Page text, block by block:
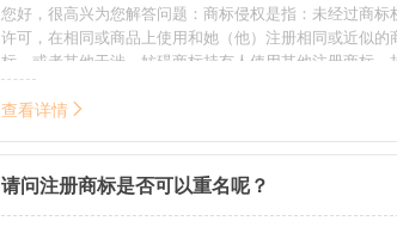
您好，很高兴为您解答问题：商标侵权是指：未经过商标
许可，在相同或商品上使用和她（他）注册相同或近似的
标，或者其他干涉、妨碍商标持有人使用其他注册商标，
商标持有人合法权益的其他行为。侵权的人通常需要承担
的责任，明知侵权的行为的人要承担赔偿的责任。情节严重
查看详情
请问注册商标是否可以重名呢？